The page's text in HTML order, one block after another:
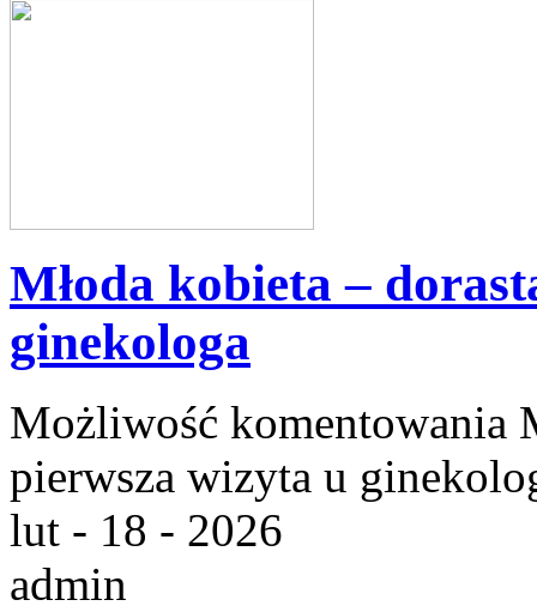
Młoda kobieta –
ginekologa
Możliwość komentowania
pierwsza wizyta u
lut - 18 - 2026
admin